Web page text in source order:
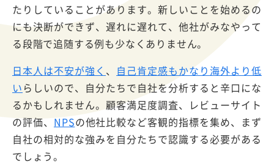
たりしていることがあります。新しいことを始めるの
にも決断ができず、遅れに遅れて、他社がみなやって
る段階で追随する例も少なくありません。
日本人は不安が強く 、 自己肯定感もかなり海外より低
い らしいので、自分たちで自社を分析すると辛口にな
るかもしれません。顧客満足度調査、レビューサイト
の評価、 NPSの他社比較など客観的指標を集め、まず
自社の相対的な強みを自分たちで認識する必要がある
でしょう。